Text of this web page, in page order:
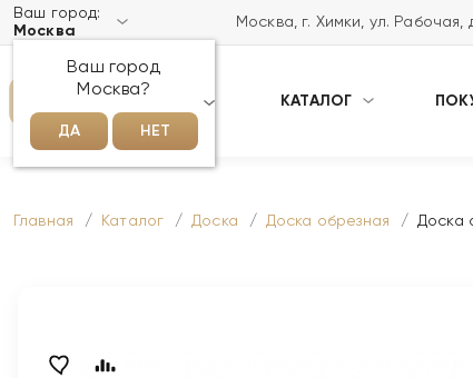
Ваш город:
Москва
Ваш город
Москва?
ДА НЕТ
Москва, г. Химки, ул. Рабочая,
КАТАЛОГ
Главная Каталог Доска Доска обрезная Доска